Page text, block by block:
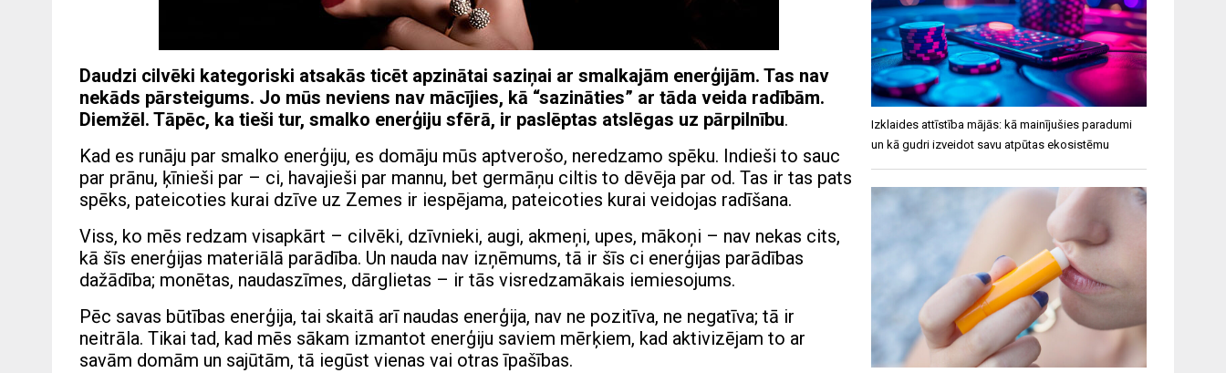
Daudzi cilvēki kategoriski atsakās ticēt apzinātai saziņai ar smalkajām enerģijām. Tas nav
nekāds pārsteigums. Jo mūs neviens nav mācījies, kā “sazināties” ar tāda veida radībām.
Diemžēl. Tāpēc, ka tieši tur, smalko enerģiju sfērā, ir paslēptas atslēgas uz pārpilnību.
Kad es runāju par smalko enerģiju, es domāju mūs aptverošo, neredzamo spēku. Indieši to sauc
par prānu, ķīnieši par – ci, havajieši par mannu, bet germāņu ciltis to dēvēja par od. Tas ir tas pats
spēks, pateicoties kurai dzīve uz Zemes ir iespējama, pateicoties kurai veidojas radīšana.
Viss, ko mēs redzam visapkārt – cilvēki, dzīvnieki, augi, akmeņi, upes, mākoņi – nav nekas cits,
kā šīs enerģijas materiālā parādība. Un nauda nav izņēmums, tā ir šīs ci enerģijas parādības
dažādība; monētas, naudaszīmes, dārglietas – ir tās visredzamākais iemiesojums.
Pēc savas būtības enerģija, tai skaitā arī naudas enerģija, nav ne pozitīva, ne negatīva; tā ir
neitrāla. Tikai tad, kad mēs sākam izmantot enerģiju saviem mērķiem, kad aktivizējam to ar
savām domām un sajūtām, tā iegūst vienas vai otras īpašības.
Izklaides attīstība mājās: kā mainījušies paradumi
un kā gudri izveidot savu atpūtas ekosistēmu